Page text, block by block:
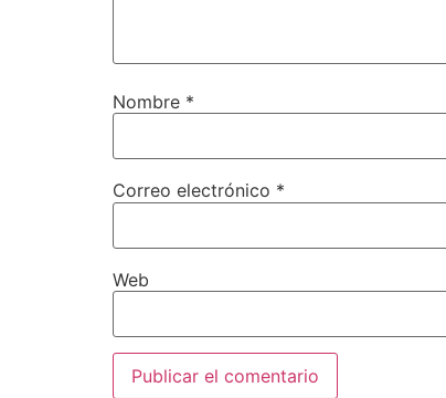
Nombre *
Correo electrónico *
Web